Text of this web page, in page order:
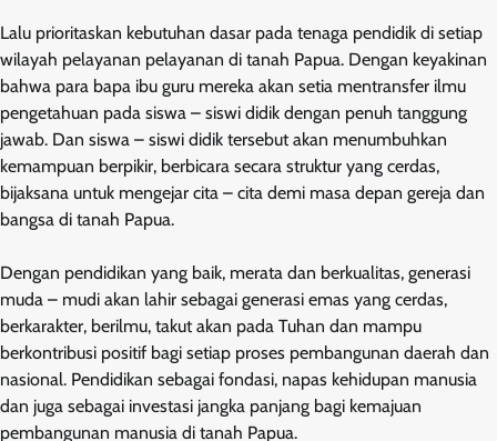
Lalu prioritaskan kebutuhan dasar pada tenaga pendidik di setiap
wilayah pelayanan pelayanan di tanah Papua. Dengan keyakinan
bahwa para bapa ibu guru mereka akan setia mentransfer ilmu
pengetahuan pada siswa – siswi didik dengan penuh tanggung
jawab. Dan siswa – siswi didik tersebut akan menumbuhkan
kemampuan berpikir, berbicara secara struktur yang cerdas,
bijaksana untuk mengejar cita – cita demi masa depan gereja dan
bangsa di tanah Papua.
Dengan pendidikan yang baik, merata dan berkualitas, generasi
muda – mudi akan lahir sebagai generasi emas yang cerdas,
berkarakter, berilmu, takut akan pada Tuhan dan mampu
berkontribusi positif bagi setiap proses pembangunan daerah dan
nasional. Pendidikan sebagai fondasi, napas kehidupan manusia
dan juga sebagai investasi jangka panjang bagi kemajuan
pembangunan manusia di tanah Papua.